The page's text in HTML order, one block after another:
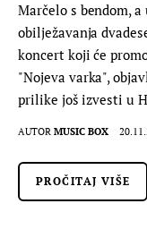
Marčelo s bendom,
obilježavanja
koncert koji će
"Nojeva varka",
prilike još izvesti u
AUTOR MUSIC BOX
PROČITAJ VIŠE